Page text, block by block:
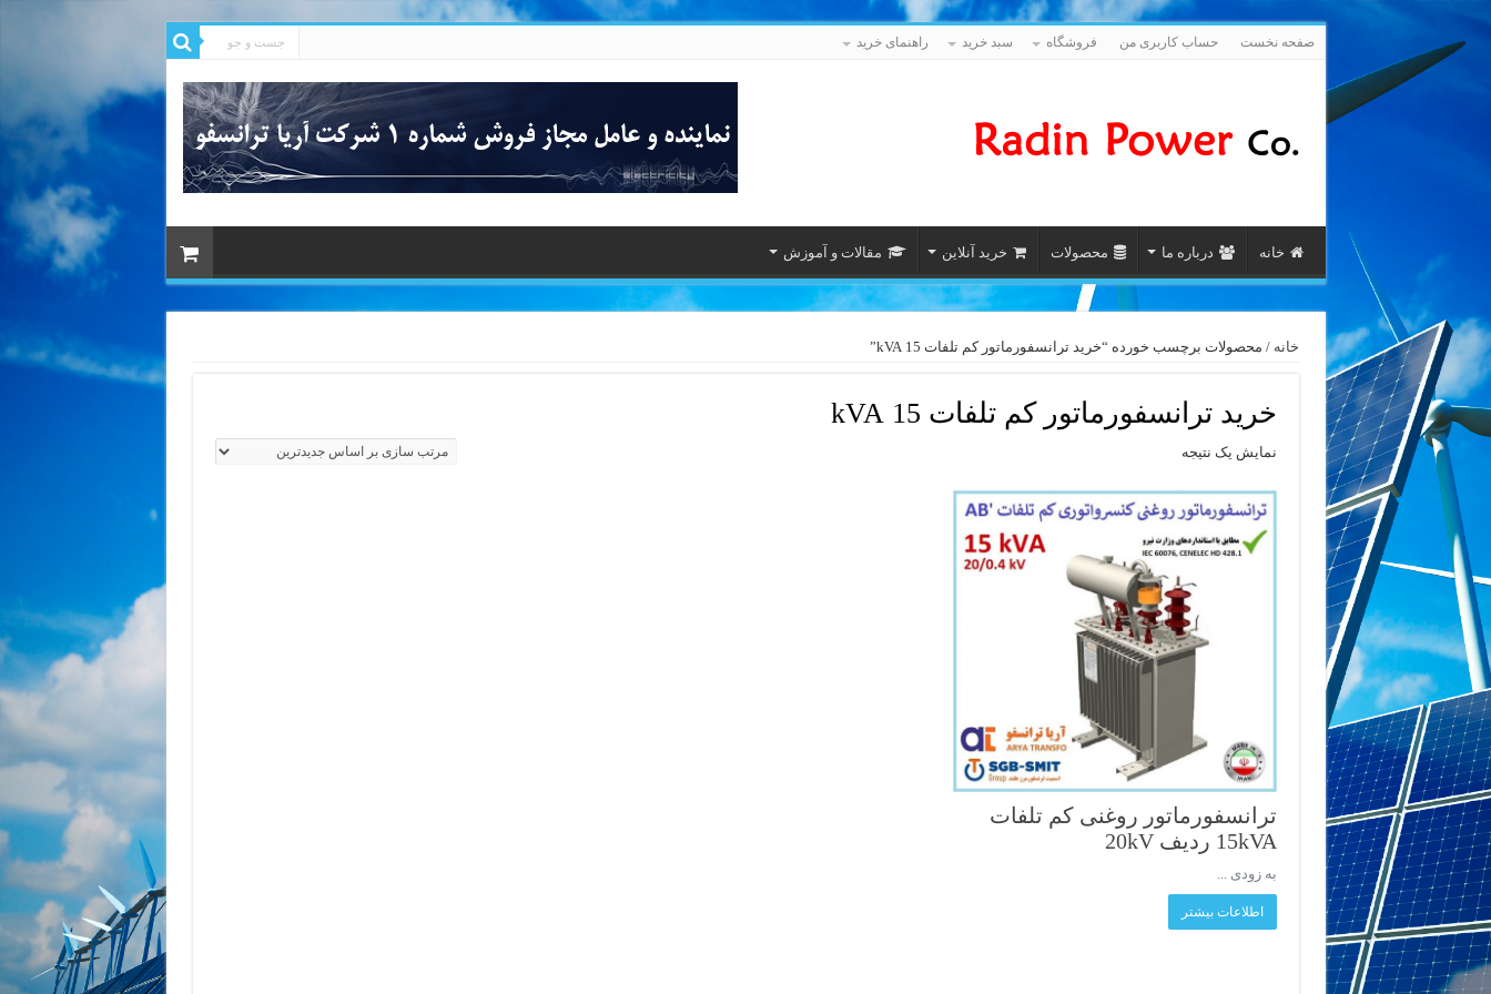
صفحه نخست حساب کاربری من فروشگاه سبد خرید راهنمای خرید
خانه درباره ما محصولات خرید آنلاین مقالات و آموزش
خانه / محصولات برچسب خورده “خرید ترانسفورماتور کم تلفات 15 kVA”
خرید ترانسفورماتور کم تلفات 15 kVA
نمایش یک نتیجه
ترانسفورماتور روغنی کم تلفات
15kVA ردیف 20kV
به زودی ...
اطلاعات بیشتر